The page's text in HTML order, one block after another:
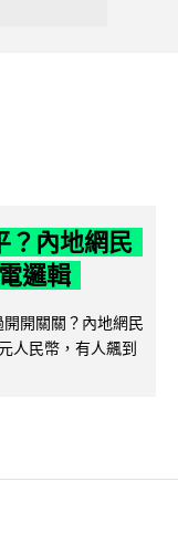
？內地網民
邏輯
開關關？內地網民
人民幣，有人飆到